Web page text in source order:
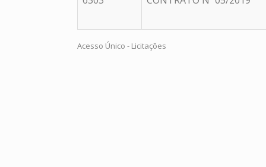
Acesso Único - Licitações